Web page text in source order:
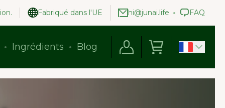
Fabriqué dans l'UE hi@junai.life FAQ
Ingrédients Blog